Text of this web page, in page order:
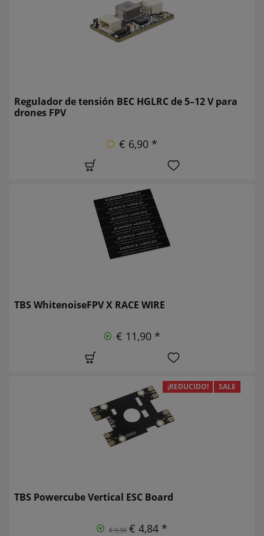
Regulador de tensión BEC HGLRC de 5–12 V para
drones FPV
€ 6,90 *
TBS WhitenoiseFPV X RACE WIRE
€ 11,90 *
¡REDUCIDO! SALE
TBS Powercube Vertical ESC Board
€ 9,90 € 4,84 *